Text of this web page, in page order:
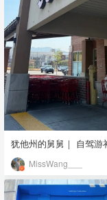
犹他州的舅舅｜ 自驾游
MissWang___